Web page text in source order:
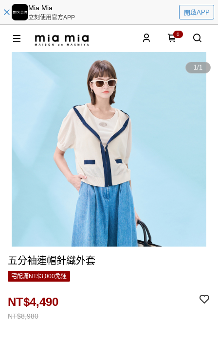
Mia Mia
立刻使用官方APP
開啟APP
0
1/1
五分袖連帽針織外套
宅配滿NT$3,000免運
NT$8,980
NT$4,490